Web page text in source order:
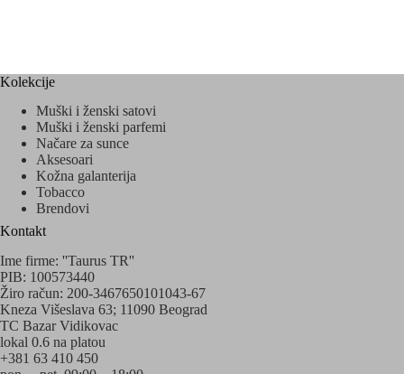
Kolekcije
Muški i ženski satovi
Muški i ženski parfemi
Načare za sunce
Aksesoari
Kožna galanterija
Tobacco
Brendovi
Kontakt
Ime firme: ''Taurus TR''
PIB: 100573440
Žiro račun: 200-3467650101043-67
Kneza Višeslava 63; 11090 Beograd
TC Bazar Vidikovac
lokal 0.6 na platou
+381 63 410 450